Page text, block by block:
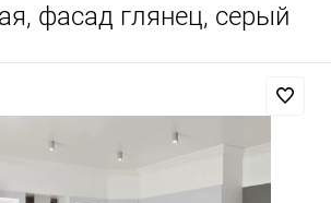
фасад глянец, серый